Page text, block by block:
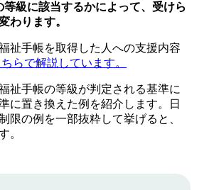
等級に該当するかによって、受けら
わります。
祉手帳を取得した人への支援内容
ちらで解説しています。
祉手帳の等級が判定される基準に
に置き換えた例を紹介します。日
限の例を一部抜粋して挙げると、
。